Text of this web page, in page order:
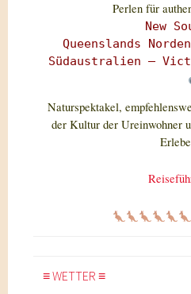
Perlen für
New
Queenslands
Südaustralien –
Naturspektakel,
der Kultur der Ureinwohner
≡ WETTER ≡